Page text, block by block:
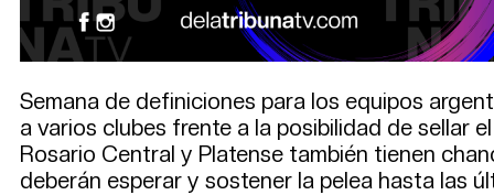
Semana de definiciones para los equipos
a varios clubes frente a la posibilidad de sellar
Rosario Central y Platense también tienen
deberán esperar y sostener la pelea hasta las